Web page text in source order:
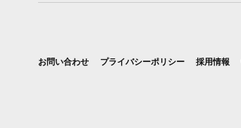
お問い合わせ プライバシーポリシー 採用情報